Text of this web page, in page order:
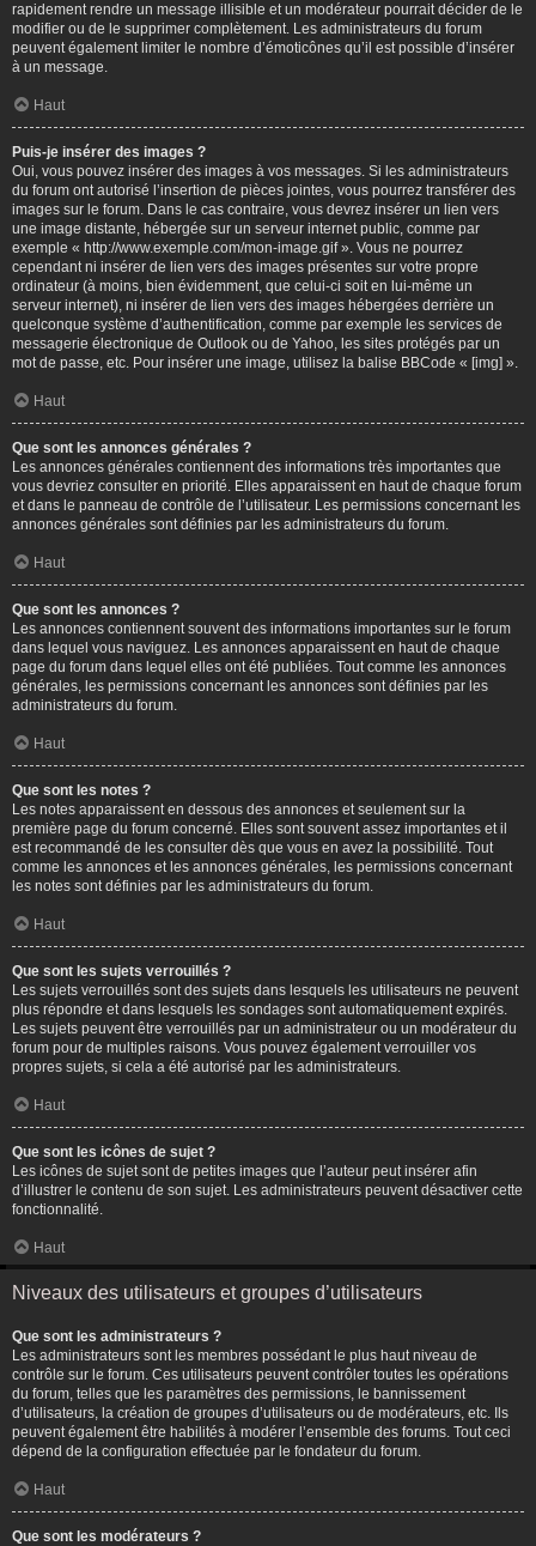
rapidement rendre un message illisible et un modérateur pourrait décider de le
modifier ou de le supprimer complètement. Les administrateurs du forum
peuvent également limiter le nombre d’émoticônes qu’il est possible d’insérer
à un message.
Haut
Puis-je insérer des images ?
Oui, vous pouvez insérer des images à vos messages. Si les administrateurs
du forum ont autorisé l’insertion de pièces jointes, vous pourrez transférer des
images sur le forum. Dans le cas contraire, vous devrez insérer un lien vers
une image distante, hébergée sur un serveur internet public, comme par
exemple « http://www.exemple.com/mon-image.gif ». Vous ne pourrez
cependant ni insérer de lien vers des images présentes sur votre propre
ordinateur (à moins, bien évidemment, que celui-ci soit en lui-même un
serveur internet), ni insérer de lien vers des images hébergées derrière un
quelconque système d’authentification, comme par exemple les services de
messagerie électronique de Outlook ou de Yahoo, les sites protégés par un
mot de passe, etc. Pour insérer une image, utilisez la balise BBCode « [img] ».
Haut
Que sont les annonces générales ?
Les annonces générales contiennent des informations très importantes que
vous devriez consulter en priorité. Elles apparaissent en haut de chaque forum
et dans le panneau de contrôle de l’utilisateur. Les permissions concernant les
annonces générales sont définies par les administrateurs du forum.
Haut
Que sont les annonces ?
Les annonces contiennent souvent des informations importantes sur le forum
dans lequel vous naviguez. Les annonces apparaissent en haut de chaque
page du forum dans lequel elles ont été publiées. Tout comme les annonces
générales, les permissions concernant les annonces sont définies par les
administrateurs du forum.
Haut
Que sont les notes ?
Les notes apparaissent en dessous des annonces et seulement sur la
première page du forum concerné. Elles sont souvent assez importantes et il
est recommandé de les consulter dès que vous en avez la possibilité. Tout
comme les annonces et les annonces générales, les permissions concernant
les notes sont définies par les administrateurs du forum.
Haut
Que sont les sujets verrouillés ?
Les sujets verrouillés sont des sujets dans lesquels les utilisateurs ne peuvent
plus répondre et dans lesquels les sondages sont automatiquement expirés.
Les sujets peuvent être verrouillés par un administrateur ou un modérateur du
forum pour de multiples raisons. Vous pouvez également verrouiller vos
propres sujets, si cela a été autorisé par les administrateurs.
Haut
Que sont les icônes de sujet ?
Les icônes de sujet sont de petites images que l’auteur peut insérer afin
d’illustrer le contenu de son sujet. Les administrateurs peuvent désactiver cette
fonctionnalité.
Haut
Niveaux des utilisateurs et groupes d’utilisateurs
Que sont les administrateurs ?
Les administrateurs sont les membres possédant le plus haut niveau de
contrôle sur le forum. Ces utilisateurs peuvent contrôler toutes les opérations
du forum, telles que les paramètres des permissions, le bannissement
d’utilisateurs, la création de groupes d’utilisateurs ou de modérateurs, etc. Ils
peuvent également être habilités à modérer l’ensemble des forums. Tout ceci
dépend de la configuration effectuée par le fondateur du forum.
Haut
Que sont les modérateurs ?